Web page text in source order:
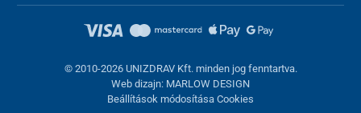
© 2010-2026 UNIZDRAV Kft. minden jog fenntartva.
Web dizajn: MARLOW DESIGN
Beállítások módosítása Cookies